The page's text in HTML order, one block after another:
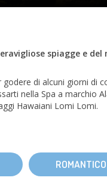
spiagge e del
di alcuni giorni di
nella Spa a marchio
Hawaiani Lomi Lomi.
ROMANTICO